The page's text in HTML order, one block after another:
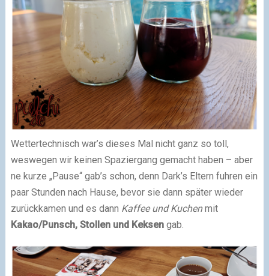
Wettertechnisch war’s dieses Mal nicht ganz so toll,
weswegen wir keinen Spaziergang gemacht haben – aber
ne kurze „Pause“ gab’s schon, denn Dark’s Eltern fuhren ein
paar Stunden nach Hause, bevor sie dann später wieder
zurückkamen und es dann Kaffee und Kuchenmit
Kakao/Punsch, Stollen und Keksengab.